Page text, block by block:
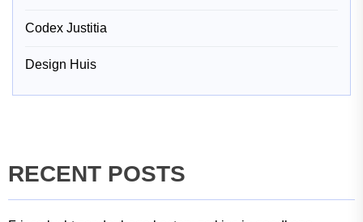
Codex Justitia
Design Huis
RECENT POSTS